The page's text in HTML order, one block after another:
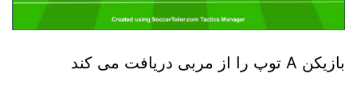
بازیکن A توپ را از مربی دریافت می کند